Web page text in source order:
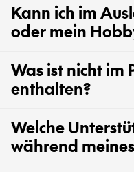
Kann ich im
oder mein
Was ist nicht im
enthalten?
Welche
während